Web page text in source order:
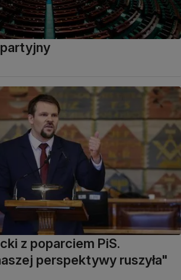
z poparciem PiS.
perspektywy ruszyła"